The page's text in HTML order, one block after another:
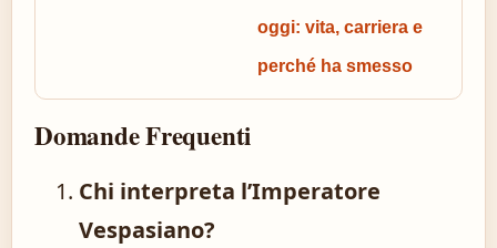
oggi: vita, carriera e
perché ha smesso
Domande Frequenti
Chi interpreta l’Imperatore
Vespasiano?